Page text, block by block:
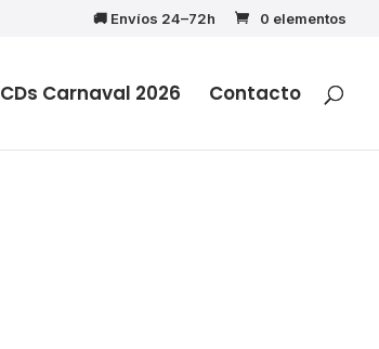
🚚 Envíos 24–72h 0 elementos
CDs Carnaval 2026 Contacto